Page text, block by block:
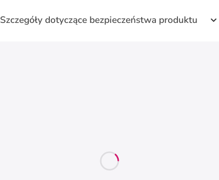
Szczegóły dotyczące bezpieczeństwa produktu